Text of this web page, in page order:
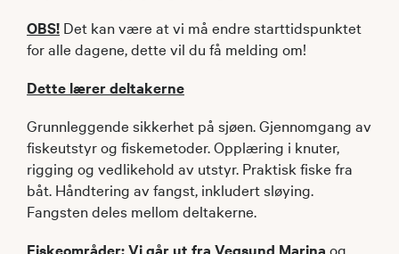
OBS! Det kan være at vi må endre starttidspunktet
for alle dagene, dette vil du få melding om!
Dette lærer deltakerne
Grunnleggende sikkerhet på sjøen. Gjennomgang av
fiskeutstyr og fiskemetoder. Opplæring i knuter,
rigging og vedlikehold av utstyr. Praktisk fiske fra
båt. Håndtering av fangst, inkludert sløying.
Fangsten deles mellom deltakerne.
Fiskeområder: Vi går ut fra Vegsund Marina og